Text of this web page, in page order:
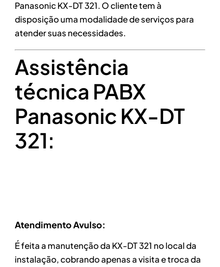
Panasonic KX-DT 321. O cliente tem à
disposição uma modalidade de serviços para
atender suas necessidades.
Assistência
técnica PABX
Panasonic KX-DT
321:
Atendimento Avulso:
É feita a manutenção da KX-DT 321 no local da
instalação, cobrando apenas a visita e troca da